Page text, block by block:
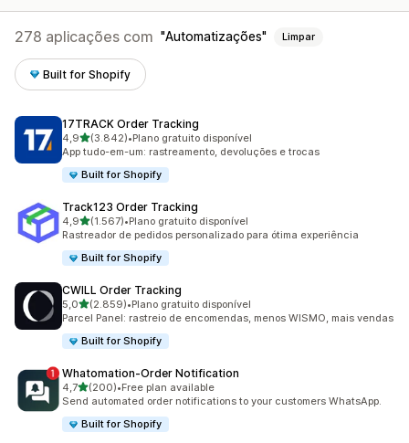
278 aplicações com Automatizações Limpar
Built for Shopify
17TRACK Order Tracking
4,9de 5 estrelas
(3.842)
3842 total de avaliações
•Plano gratuito disponível
App tudo-em-um: rastreamento, devoluções e trocas
Built for Shopify
Track123 Order Tracking
4,9de 5 estrelas
(1.567)
1567 total de avaliações
•Plano gratuito disponível
Rastreador de pedidos personalizado para ótima experiência
Built for Shopify
CWILL Order Tracking
5,0de 5 estrelas
(2.859)
2859 total de avaliações
•Plano gratuito disponível
Parcel Panel: rastreio de encomendas, menos WISMO, mais vendas
Built for Shopify
Whatomation‑Order Notification
4,7de 5 estrelas
(200)
200 total de avaliações
•Free plan available
Send automated order notifications to your customers WhatsApp.
Built for Shopify